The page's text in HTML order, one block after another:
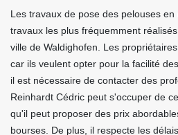
Les travaux de pose des pelouses
travaux les plus fréquemment
ville de Waldighofen. Les
car ils veulent opter pour la facilité
il est nécessaire de contacter des
Reinhardt Cédric peut s'occuper de
qu'il peut proposer des prix
bourses. De plus, il respecte les